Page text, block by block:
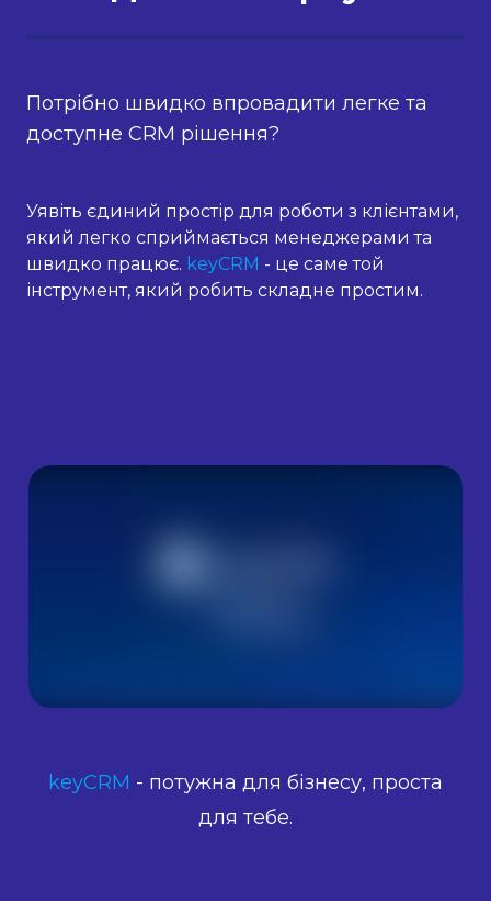
Потрібно швидко впровадити легке та
доступне CRM рішення?
Уявіть єдиний простір для роботи з клієнтами,
який легко сприймається менеджерами та
швидко працює. keyCRM - це саме той
інструмент, який робить складне простим.
keyCRM - потужна для бізнесу, проста
для тебе.